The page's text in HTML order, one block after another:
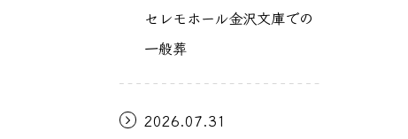
セレモホール金沢文庫での
一般葬
2026.07.31